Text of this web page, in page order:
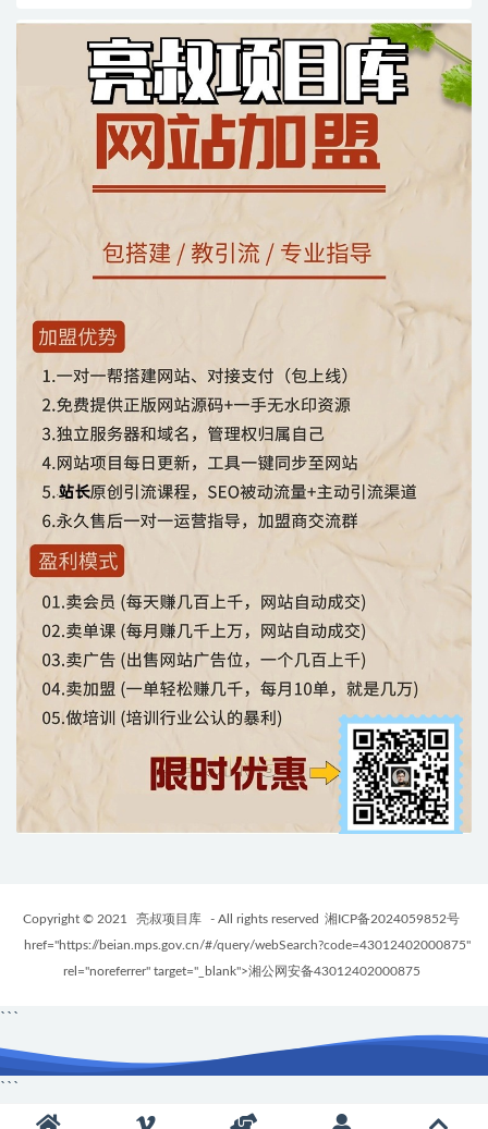
Copyright © 2021 亮叔项目库 - All rights reserved 湘ICP备2024059852号
href="https://beian.mps.gov.cn/#/query/webSearch?code=43012402000875"
rel="noreferrer" target="_blank">湘公网安备43012402000875
```
```